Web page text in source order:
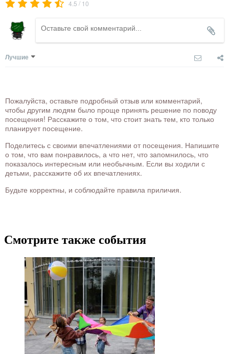
4.5 / 10
Лучшие
Пожалуйста, оставьте подробный отзыв или комментарий,
чтобы другим людям было проще принять решение по поводу
посещения! Расскажите о том, что стоит знать тем, кто только
планирует посещение.
Поделитесь с своими впечатлениями от посещения. Напишите
о том, что вам понравилось, а что нет, что запомнилось, что
показалось интересным или необычным. Если вы ходили с
детьми, расскажите об их впечатлениях.
Будьте корректны, и соблюдайте правила приличия.
Смотрите также события